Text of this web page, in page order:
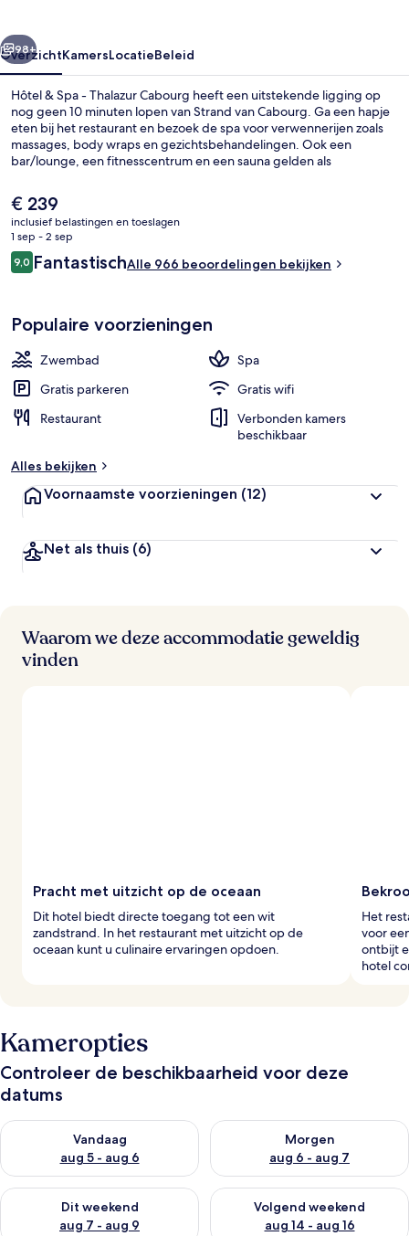
Volgende
98+
OverzichtKamersLocatieBeleid
Hôtel & Spa - Thalazur Cabourg heeft een uitstekende ligging op
nog geen 10 minuten lopen van Strand van Cabourg. Ga een hapje
eten bij het restaurant en bezoek de spa voor verwennerijen zoals
massages, body wraps en gezichtsbehandelingen. Ook een
bar/lounge, een fitnesscentrum en een sauna gelden als
de accommodatie vallen in de smaak bij andere reizigers.
De
huidige
prijs
is
€ 239
€ 239
inclusief belastingen en toeslagen
1 sep - 2 sep
Beoordelingen
9,09,0 op 10 –
FantastischAlle 966 beoordelingen bekijken
Populaire voorzieningen
Zwembad
Spa
Gratis parkeren
Gratis wifi
Restaurant
Verbonden kamers
beschikbaar
Alles bekijken
Voornaamste voorzieningen (12)
Net als thuis (6)
Waarom we deze accommodatie geweldig
vinden
Pracht met uitzicht op de oceaan
Dit hotel biedt directe toegang tot een wit
zandstrand. In het restaurant met uitzicht op de
oceaan kunt u culinaire ervaringen opdoen.
Het
voor
ontbijt
hotel
Kameropties
Controleer de beschikbaarheid voor deze
datums
Vandaag
aug 5 - aug 6
De beschikbaarheid controleren voor vanavond aug 5 - aug 6
Morgen
aug 6 - aug 7
De beschikbaarheid
Dit weekend
aug 7 - aug 9
De beschikbaarheid controleren voor dit weekend aug 7 -
Volgend weekend
aug 14 - aug 16
De beschikbaarheid